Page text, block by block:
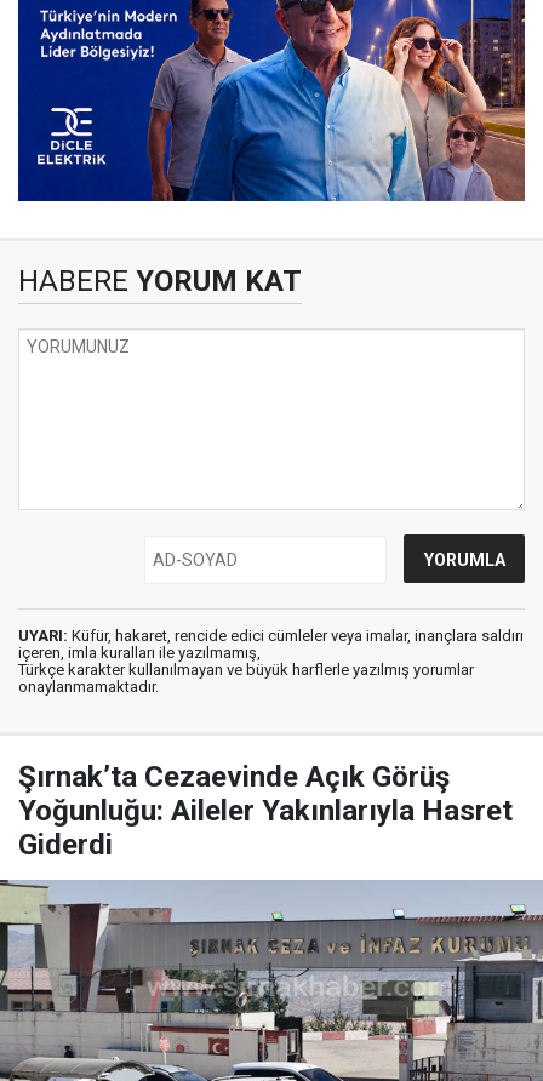
HABERE YORUM KAT
UYARI: Küfür, hakaret, rencide edici cümleler veya imalar, inançlara saldırı
içeren, imla kuralları ile yazılmamış,
Türkçe karakter kullanılmayan ve büyük harflerle yazılmış yorumlar
onaylanmamaktadır.
Şırnak’ta Cezaevinde Açık Görüş
Yoğunluğu: Aileler Yakınlarıyla Hasret
Giderdi